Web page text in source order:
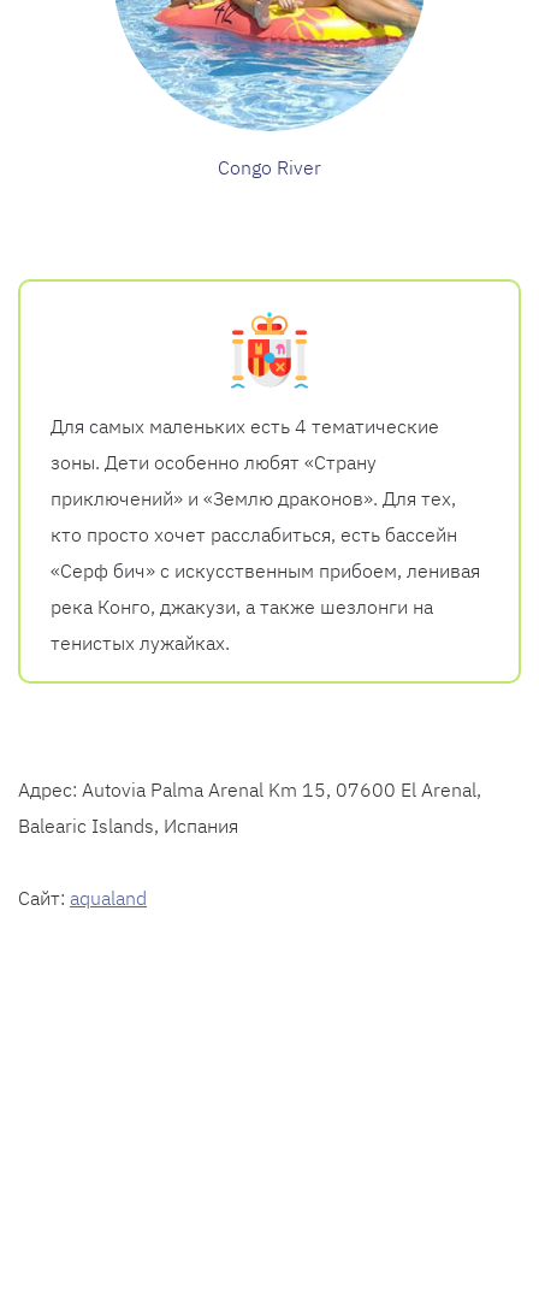
Congo River
Для самых маленьких есть 4 тематические
зоны. Дети особенно любят «Страну
приключений» и «Землю драконов». Для тех,
кто просто хочет расслабиться, есть бассейн
«Серф бич» с искусственным прибоем, ленивая
река Конго, джакузи, а также шезлонги на
тенистых лужайках.
Адрес: Autovia Palma Arenal Km 15, 07600 El Arenal,
Balearic Islands, Испания
Сайт: aqualand